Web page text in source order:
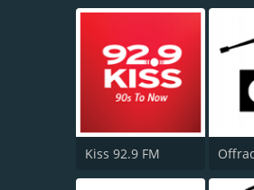
Kiss 92.9 FM